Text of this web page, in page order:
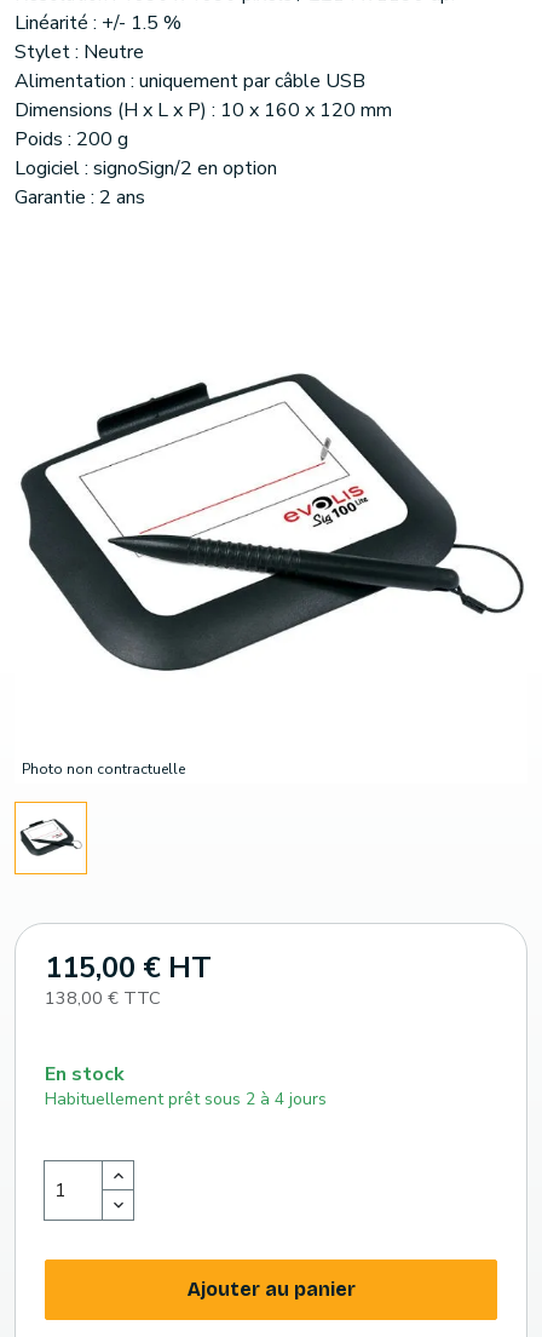
Photo non contractuelle
Linéarité : +/- 1.5 %
Stylet : Neutre
Alimentation : uniquement par câble USB
Dimensions (H x L x P) : 10 x 160 x 120 mm
Poids : 200 g
Logiciel : signoSign/2 en option
Garantie : 2 ans
115,00 € HT
138,00 € TTC
En stock
Habituellement prêt sous 2 à 4 jours
Ajouter au panier